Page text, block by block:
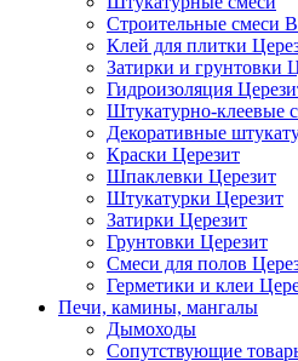
Строительные смеси
Клей для плитки
Затирки и грунтовки
Гидроизоляция
Штукатурно-клеевые
Декоративные
Краски Церезит
Шпаклевки Церезит
Штукатурки Церезит
Затирки Церезит
Грунтовки Церезит
Смеси для полов
Герметики и клеи
Печи, камины, мангалы
Дымоходы
Сопутствующие